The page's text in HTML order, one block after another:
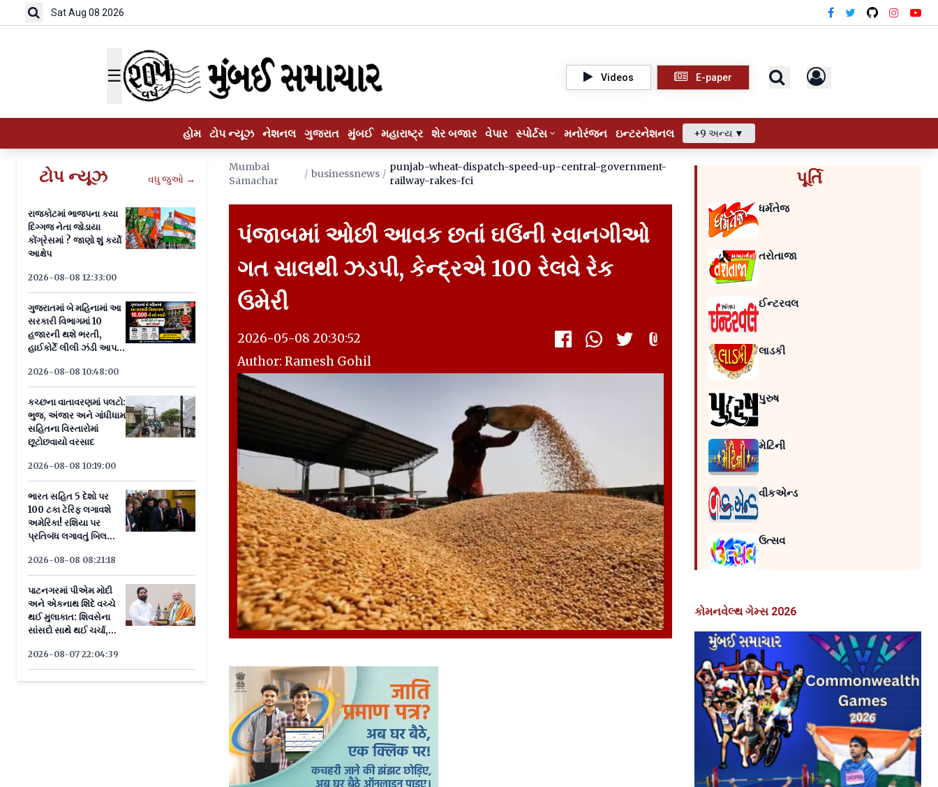
Sat Aug 08 2026
☰ Videos E-paper
હોમ ટોપ ન્યૂઝ નેશનલ ગુજરાત મુંબઈ મહારાષ્ટ્ર શેર બજાર વેપાર સ્પોર્ટસ મનોરંજન ઇન્ટરનેશનલ +9 અન્ય ▼
ટોપ ન્યૂઝ વધુ જુઓ →
રાજકોટમાં ભાજપના કયા
દિગ્ગજ નેતા જોડાયા
કોંગ્રેસમાં ? જાણો શું કર્યો
આક્ષેપ
2026-08-08 12:33:00
ગુજરાતમાં બે મહિનામાં આ
સરકારી વિભાગમાં 10
હજારની થશે ભરતી,
હાઈકોર્ટે લીલી ઝંડી આપતાં
2026-08-08 10:48:00
કચ્છના વાતાવરણમાં પલટો:
ભુજ, અંજાર અને ગાંધીધામ
સહિતના વિસ્તારોમાં
છૂટોછવાયો વરસાદ
2026-08-08 10:19:00
ભારત સહિત 5 દેશો પર
100 ટકા ટેરિફ લગાવશે
અમેરિકા! રશિયા પર
પ્રતિબંધ લગાવતું બિલ
2026-08-08 08:21:18
પાટનગરમાં પીએમ મોદી
અને એકનાથ શિંદે વચ્ચે
થઈ મુલાકાત: શિવસેના
સાંસદો સાથે થઈ ચર્ચા,
2026-08-07 22:04:39
Mumbai
Samachar
/ businessnews /
punjab-wheat-dispatch-speed-up-central-government-
railway-rakes-fci
પંજાબમાં ઓછી આવક છતાં ઘઉંની રવાનગીઓ
ગત સાલથી ઝડપી, કેન્દ્રએ 100 રેલવે રેક
ઉમેરી
2026-05-08 20:30:52
Author: Ramesh Gohil
પૂર્તિ
ધર્મતેજ
તરોતાજા
ઈન્ટરવલ
લાડકી
પુરુષ
મેટિની
વીકએન્ડ
ઉત્સવ
કોમનવેલ્થ ગેમ્સ 2026